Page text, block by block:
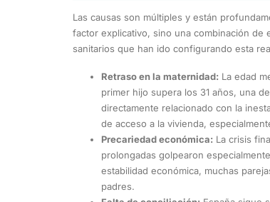
Las causas son múltiples y están
factor explicativo, sino una combinación de
sanitarios que han ido configurando esta
Retraso en la maternidad: La edad
primer hijo supera los 31 años, una
directamente relacionado con la
de acceso a la vivienda,
Precariedad económica: La crisis
prolongadas golpearon
estabilidad económica, muchas
padres.